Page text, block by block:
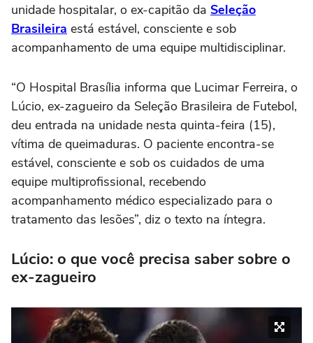
unidade hospitalar, o ex-capitão da Seleção
Brasileira está estável, consciente e sob
acompanhamento de uma equipe multidisciplinar.
“O Hospital Brasília informa que Lucimar Ferreira, o
Lúcio, ex-zagueiro da Seleção Brasileira de Futebol,
deu entrada na unidade nesta quinta-feira (15),
vítima de queimaduras. O paciente encontra-se
estável, consciente e sob os cuidados de uma
equipe multiprofissional, recebendo
acompanhamento médico especializado para o
tratamento das lesões”, diz o texto na íntegra.
Lúcio: o que você precisa saber sobre o
ex-zagueiro